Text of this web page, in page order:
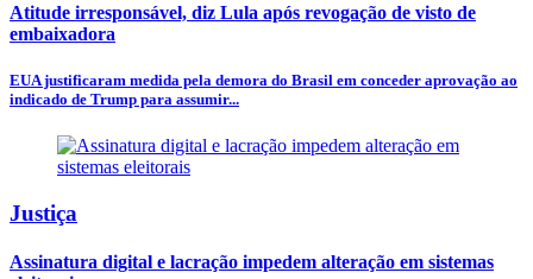
Atitude irresponsável, diz Lula após revogação de visto de
embaixadora
EUA justificaram medida pela demora do Brasil em conceder aprovação ao
indicado de Trump para assumir...
Justiça
Assinatura digital e lacração impedem alteração em sistemas